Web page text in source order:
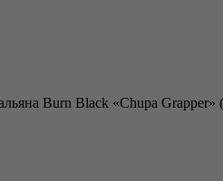
Burn Black «Chupa